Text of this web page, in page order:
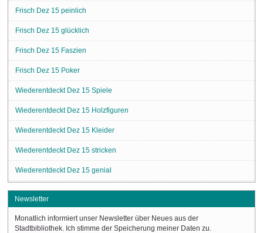
Frisch Dez 15 peinlich
Frisch Dez 15 glücklich
Frisch Dez 15 Faszien
Frisch Dez 15 Poker
Wiederentdeckt Dez 15 Spiele
Wiederentdeckt Dez 15 Holzfiguren
Wiederentdeckt Dez 15 Kleider
Wiederentdeckt Dez 15 stricken
Wiederentdeckt Dez 15 genial
Newsletter
Monatlich informiert unser Newsletter über Neues aus der
Stadtbibliothek. Ich stimme der Speicherung meiner Daten zu.